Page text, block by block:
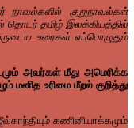
நாவல்களில் குறுநாவல்கள்
தொடர் தமிழ் இலக்கியத்தில்
உரைகள் எப்பொழுதும்
அவர்கள் மீது அமெரிக்க
உரிமை மீறல் குறித்து
கணினியாக்கமும்